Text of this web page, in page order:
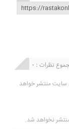
نظرات : 0
سایت منتشر خواهد
منتشر نخواهد شد.